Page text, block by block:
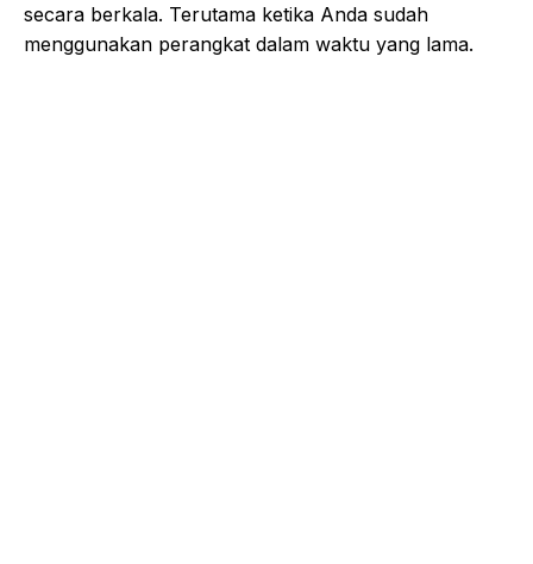
secara berkala. Terutama ketika Anda sudah
menggunakan perangkat dalam waktu yang lama.